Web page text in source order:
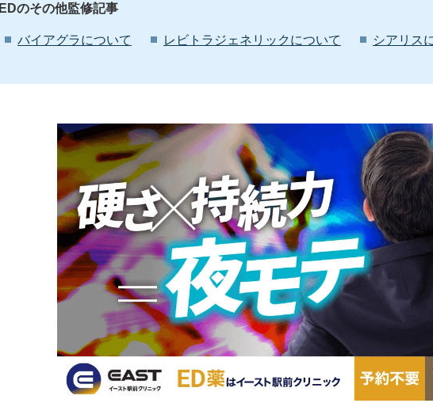
EDのその他監修記事
バイアグラについて レビトラジェネリックについて シアリス